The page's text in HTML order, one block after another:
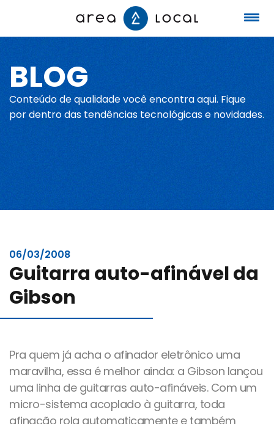
Início
Fale conosco
Portfólio
Sobre nós
Blog
Trabalhe Conosco
BLOG
Conteúdo de qualidade você encontra aqui. Fique
por dentro das tendências tecnológicas e novidades.
06/03/2008
Guitarra auto-afinável da
Gibson
Pra quem já acha o afinador eletrônico uma
maravilha, essa é melhor ainda: a Gibson lançou
uma linha de guitarras auto-afináveis. Com um
micro-sistema acoplado à guitarra, toda
afinação rola automaticamente e também